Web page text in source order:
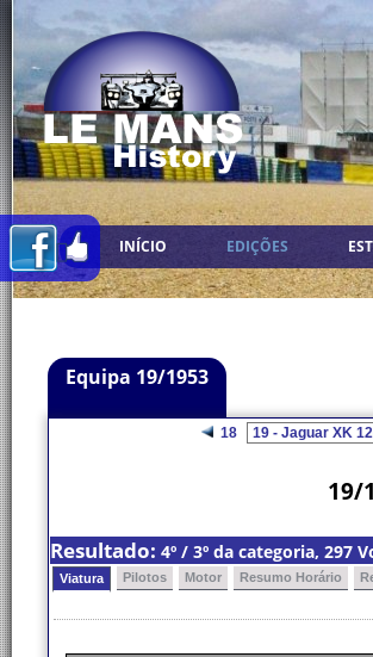
INÍCIO EDIÇÕES
Equipa 19/1953
18
19/
Resultado: 4º / 3º da categoria, 297
Viatura Pilotos Motor Resumo Horário